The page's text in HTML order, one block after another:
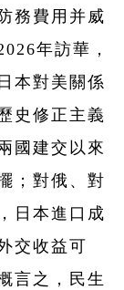
務費用并威
年訪華，
本對美關係
史修正主義
國建交以來
；對俄、對
日本進口成
交收益可
言之，民生